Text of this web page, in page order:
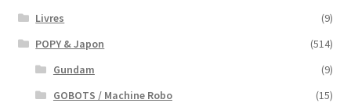
Livres
(9)
POPY & Japon
(514)
Gundam
(9)
GOBOTS / Machine Robo
(15)